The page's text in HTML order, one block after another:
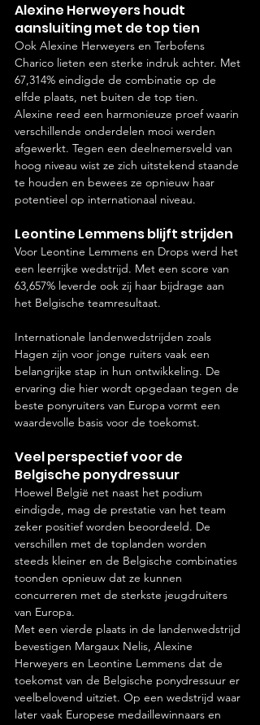
Alexine Herweyers houdt
aansluiting met de top tien
Ook Alexine Herweyers en Terbofens
Charico lieten een sterke indruk achter. Met
67,314% eindigde de combinatie op de
elfde plaats, net buiten de top tien.
Alexine reed een harmonieuze proef waarin
verschillende onderdelen mooi werden
afgewerkt. Tegen een deelnemersveld van
hoog niveau wist ze zich uitstekend staande
te houden en bewees ze opnieuw haar
potentieel op internationaal niveau.
Leontine Lemmens blijft strijden
Voor Leontine Lemmens en Drops werd het
een leerrijke wedstrijd. Met een score van
63,657% leverde ook zij haar bijdrage aan
het Belgische teamresultaat.
Internationale landenwedstrijden zoals
Hagen zijn voor jonge ruiters vaak een
belangrijke stap in hun ontwikkeling. De
ervaring die hier wordt opgedaan tegen de
beste ponyruiters van Europa vormt een
waardevolle basis voor de toekomst.
Veel perspectief voor de
Belgische ponydressuur
Hoewel België net naast het podium
eindigde, mag de prestatie van het team
zeker positief worden beoordeeld. De
verschillen met de toplanden worden
steeds kleiner en de Belgische combinaties
toonden opnieuw dat ze kunnen
concurreren met de sterkste jeugdruiters
van Europa.
Met een vierde plaats in de landenwedstrijd
bevestigen Margaux Nelis, Alexine
Herweyers en Leontine Lemmens dat de
toekomst van de Belgische ponydressuur er
veelbelovend uitziet. Op een wedstrijd waar
later vaak Europese medaillewinnaars en